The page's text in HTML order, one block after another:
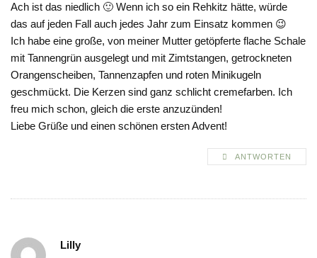
Ach ist das niedlich 🙂 Wenn ich so ein Rehkitz hätte, würde
das auf jeden Fall auch jedes Jahr zum Einsatz kommen 😉
Ich habe eine große, von meiner Mutter getöpferte flache Schale
mit Tannengrün ausgelegt und mit Zimtstangen, getrockneten
Orangenscheiben, Tannenzapfen und roten Minikugeln
geschmückt. Die Kerzen sind ganz schlicht cremefarben. Ich
freu mich schon, gleich die erste anzuzünden!
Liebe Grüße und einen schönen ersten Advent!
ANTWORTEN
Lilly